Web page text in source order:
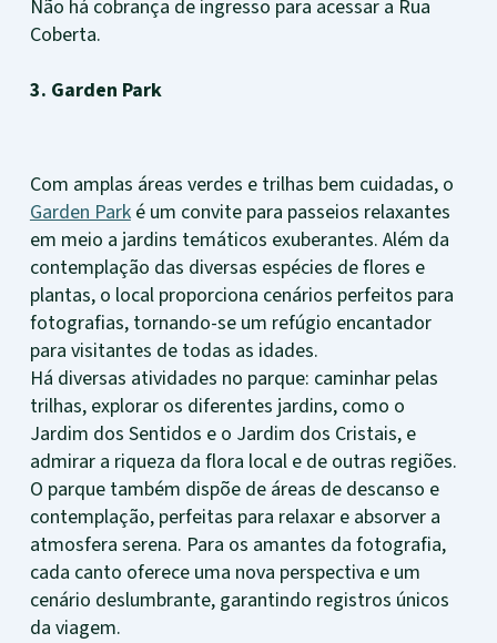
Não há cobrança de ingresso para acessar a Rua
Coberta.
3. Garden Park
Com amplas áreas verdes e trilhas bem cuidadas, o
Garden Parké um convite para passeios relaxantes
em meio a jardins temáticos exuberantes. Além da
contemplação das diversas espécies de flores e
plantas, o local proporciona cenários perfeitos para
fotografias, tornando-se um refúgio encantador
para visitantes de todas as idades.
Há diversas atividades no parque: caminhar pelas
trilhas, explorar os diferentes jardins, como o
Jardim dos Sentidos e o Jardim dos Cristais, e
admirar a riqueza da flora local e de outras regiões.
O parque também dispõe de áreas de descanso e
contemplação, perfeitas para relaxar e absorver a
atmosfera serena. Para os amantes da fotografia,
cada canto oferece uma nova perspectiva e um
cenário deslumbrante, garantindo registros únicos
da viagem.